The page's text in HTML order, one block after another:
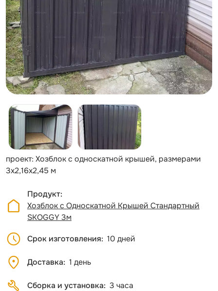
проект: Хозблок с односкатной крышей, размерами
3х2,16х2,45 м
Продукт
Хозблок с Односкатной Крышей Стандартный
SKOGGY 3м
Срок изготовления 10 дней
Доставка 1 день
Сборка и установка 3 часа